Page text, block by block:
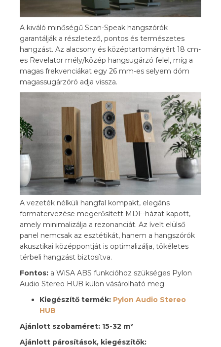
A kiváló minőségű Scan-Speak hangszórók
garantálják a részletező, pontos és természetes
hangzást. Az alacsony és középtartományért 18 cm-
es Revelator mély/közép hangsugárzó felel, míg a
magas frekvenciákat egy 26 mm-es selyem dóm
magassugárzóró adja vissza.
A vezeték nélküli hangfal kompakt, elegáns
formatervezése megerősített MDF-házat kapott,
amely minimalizálja a rezonanciát. Az ívelt elülső
panel nemcsak az esztétikát, hanem a hangszórók
akusztikai középpontját is optimalizálja, tökéletes
térbeli hangzást biztosítva.
Fontos: a WiSA ABS funkcióhoz szükséges Pylon
Audio Stereo HUB külön vásárolható meg.
Kiegészítő termék: Pylon Audio Stereo
HUB
Ajánlott szobaméret: 15-32 m²
Ajánlott párosítások, kiegészítők: